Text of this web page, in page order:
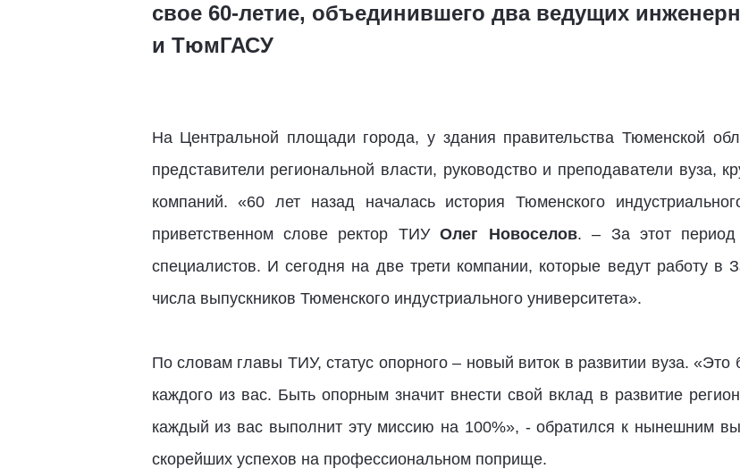
свое 60-летие, объединившего два ведущих
и ТюмГАСУ
На Центральной площади города, у здания правительства Тюменской
представители региональной власти, руководство и преподаватели вуза,
компаний. «60 лет назад началась история Тюменского
приветственном слове ректор ТИУОлег Новоселов. – За этот период
специалистов. И сегодня на две трети компании, которые ведут работу
числа выпускников Тюменского индустриального университета».
По словам главы ТИУ, статус опорного – новый виток в развитии вуза. «Это
каждого из вас. Быть опорным значит внести свой вклад в развитие
каждый из вас выполнит эту миссию на 100%», - обратился к нынешним
скорейших успехов на профессиональном поприще.